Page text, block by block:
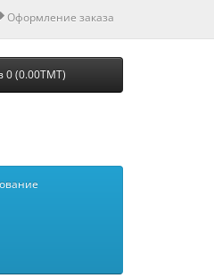
Оформление заказа
0 (0.00TMT)